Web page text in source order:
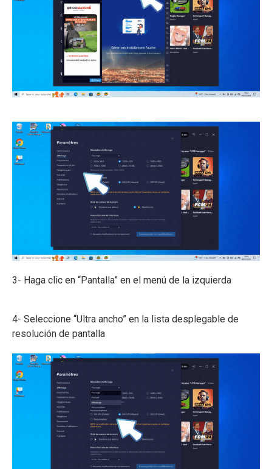
3- Haga clic en “Pantalla” en el menú de la izquierda
4- Seleccione “Ultra ancho” en la lista desplegable de
resolución de pantalla